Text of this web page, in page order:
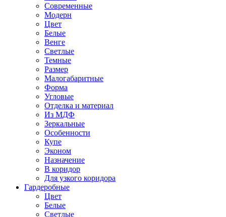
Современные
Модерн
Цвет
Белые
Венге
Светлые
Темные
Размер
Малогабаритные
Форма
Угловые
Отделка и материал
Из МДФ
Зеркальные
Особенности
Купе
Эконом
Назначение
В коридор
Для узкого коридора
Гардеробные
Цвет
Белые
Светлые